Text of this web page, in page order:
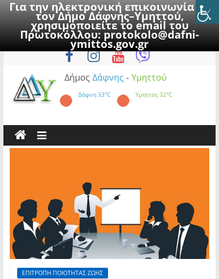
Για την ηλεκτρονική επικοινωνία με
τον Δήμο Δάφνης–Υμηττού,
χρησιμοποιείτε το email του
Πρωτοκόλλου:protokolo@dafni-
ymittos.gov.gr
to
Δευτέρα, 10 Αυγούστου 2026
Δήμος Δάφνης - Υμηττού
Δάφνη33°C Υμηττός32°C
ΕΠΙΤΡΟΠΗ ΠΟΙΟΤΗΤΑΣ ΖΩΗΣ